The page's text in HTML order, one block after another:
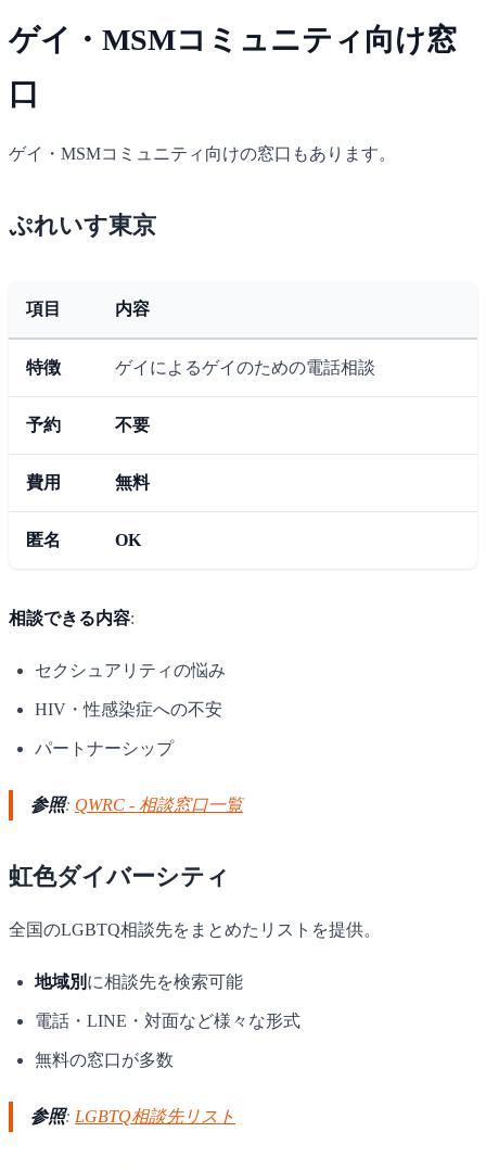
ゲイ・MSMコミュニティ向け窓
口
ゲイ・MSMコミュニティ向けの窓口もあります。
ぷれいす東京
項目 内容
特徴 ゲイによるゲイのための電話相談
予約 不要
費用 無料
匿名 OK
相談できる内容:
セクシュアリティの悩み
HIV・性感染症への不安
パートナーシップ
参照: QWRC - 相談窓口一覧
虹色ダイバーシティ
全国のLGBTQ相談先をまとめたリストを提供。
地域別 に相談先を検索可能
電話・LINE・対面など様々な形式
無料の窓口が多数
参照: LGBTQ相談先リスト